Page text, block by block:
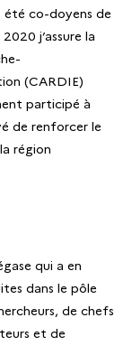
été co-doyens de
j’assure la
(CARDIE)
participé à
de renforcer le
région
qui a en
dans le pôle
de chefs
et de